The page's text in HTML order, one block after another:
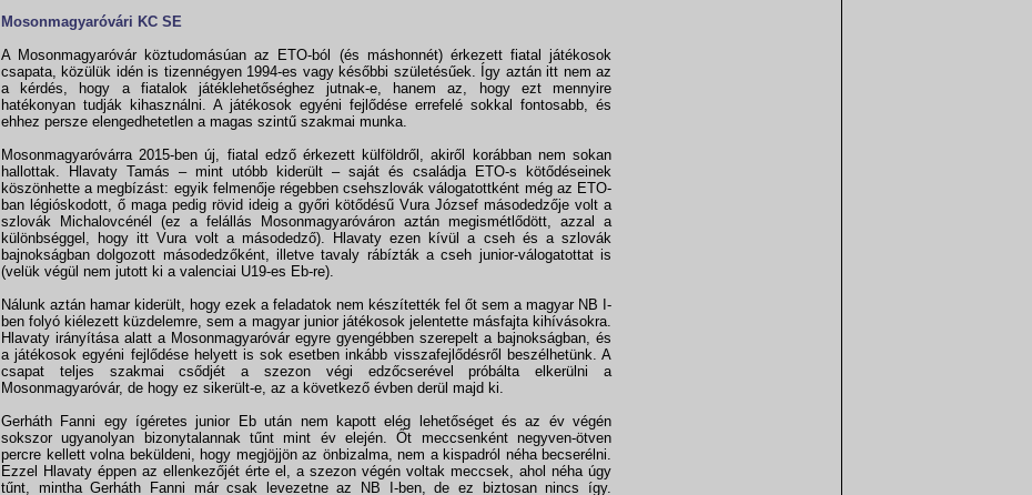
Mosonmagyaróvári KC SE
A Mosonmagyaróvár köztudomásúan az ETO-ból (és máshonnét) érkezett fiatal játékosok
csapata, közülük idén is tizennégyen 1994-es vagy későbbi születésűek. Így aztán itt nem az
a kérdés, hogy a fiatalok játéklehetőséghez jutnak-e, hanem az, hogy ezt mennyire
hatékonyan tudják kihasználni. A játékosok egyéni fejlődése errefelé sokkal fontosabb, és
ehhez persze elengedhetetlen a magas szintű szakmai munka.
Mosonmagyaróvárra 2015-ben új, fiatal edző érkezett külföldről, akiről korábban nem sokan
hallottak. Hlavaty Tamás – mint utóbb kiderült – saját és családja ETO-s kötődéseinek
köszönhette a megbízást: egyik felmenője régebben csehszlovák válogatottként még az ETO-
ban légióskodott, ő maga pedig rövid ideig a győri kötődésű Vura József másodedzője volt a
szlovák Michalovcénél (ez a felállás Mosonmagyaróváron aztán megismétlődött, azzal a
különbséggel, hogy itt Vura volt a másodedző). Hlavaty ezen kívül a cseh és a szlovák
bajnokságban dolgozott másodedzőként, illetve tavaly rábízták a cseh junior-válogatottat is
(velük végül nem jutott ki a valenciai U19-es Eb-re).
Nálunk aztán hamar kiderült, hogy ezek a feladatok nem készítették fel őt sem a magyar NB I-
ben folyó kiélezett küzdelemre, sem a magyar junior játékosok jelentette másfajta kihívásokra.
Hlavaty irányítása alatt a Mosonmagyaróvár egyre gyengébben szerepelt a bajnokságban, és
a játékosok egyéni fejlődése helyett is sok esetben inkább visszafejlődésről beszélhetünk. A
csapat teljes szakmai csődjét a szezon végi edzőcserével próbálta elkerülni a
Mosonmagyaróvár, de hogy ez sikerült-e, az a következő évben derül majd ki.
Gerháth Fanni egy ígéretes junior Eb után nem kapott elég lehetőséget és az év végén
sokszor ugyanolyan bizonytalannak tűnt mint év elején. Őt meccsenként negyven-ötven
percre kellett volna beküldeni, hogy megjöjjön az önbizalma, nem a kispadról néha becserélni.
Ezzel Hlavaty éppen az ellenkezőjét érte el, a szezon végén voltak meccsek, ahol néha úgy
tűnt, mintha Gerháth Fanni már csak levezetne az NB I-ben, de ez biztosan nincs így.